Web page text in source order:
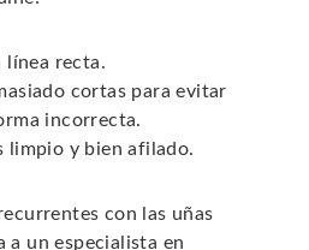
línea recta.
cortas para evitar
incorrecta.
limpio y bien afilado.
con las uñas
a un especialista en